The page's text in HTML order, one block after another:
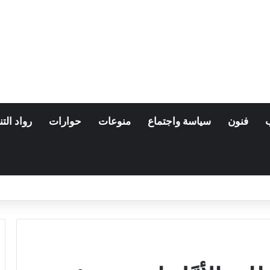
فنون سياسة واجتماع منوعات حوارات رواد